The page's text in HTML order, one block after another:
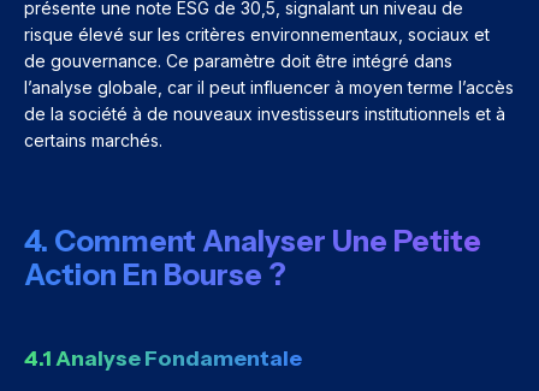
présente une note ESG de 30,5, signalant un niveau de
risque élevé sur les critères environnementaux, sociaux et
de gouvernance. Ce paramètre doit être intégré dans
l’analyse globale, car il peut influencer à moyen terme l’accès
de la société à de nouveaux investisseurs institutionnels et à
certains marchés.
4. Comment Analyser Une Petite
Action En Bourse ?
4.1 Analyse Fondamentale